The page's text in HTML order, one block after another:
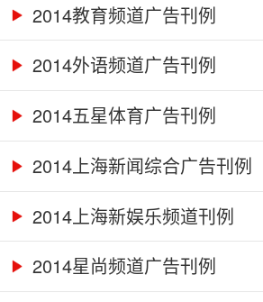
2014教育频道广告刊例
2014外语频道广告刊例
2014五星体育广告刊例
2014上海新闻综合广告刊例
2014上海新娱乐频道刊例
2014星尚频道广告刊例